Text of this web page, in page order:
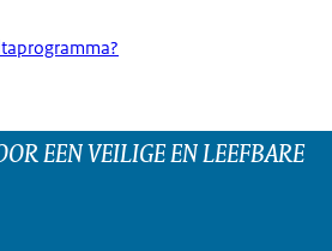
EEN VEILIGE EN LEEFBARE